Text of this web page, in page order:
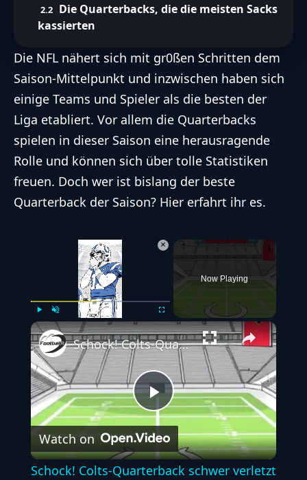
Die Quarterbacks, die die meisten Sacks
kassierten
Die NFL nähert sich mit gr0ßen Schritten dem
Saison-Mittelpunkt und inzwischen haben sich
einige Teams und Spieler als die besten der
Liga etabliert. Vor allem die Quarterbacks
spielen in dieser Saison eine herausragende
Rolle und können sich über tolle Statistiken
freuen. Doch wer ist bislang der beste
Quarterback der Saison? Hier erfahrt ihr es.
×
Play Unmute Fullscreen
Now Playing
Play
Video
Schock! Colts-Quarterback schwer verletzt – Orbitalfraktur bestätigt
Watch on
Schock! Colts-Quarterback schwer verletzt